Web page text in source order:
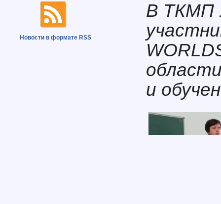
Новости в формате RSS
В ТКМП
и